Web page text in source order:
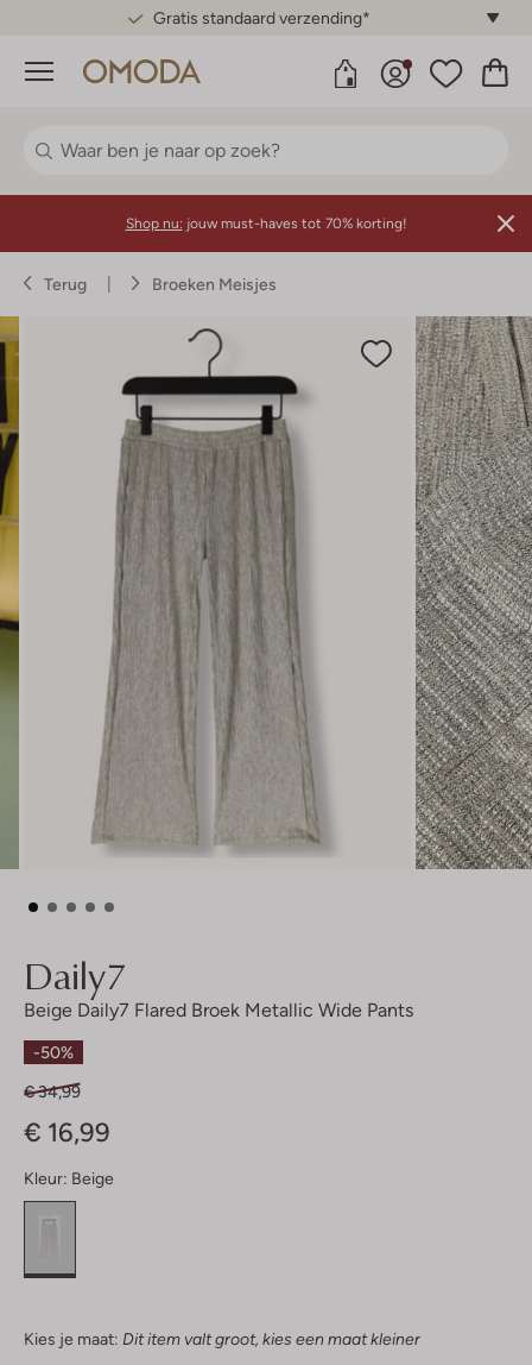
Gratis standaard verzending*
Menu
Shop nu: jouw must-haves tot 70% korting!
Terug Broeken Meisjes
Daily7
Beige Daily7 Flared Broek Metallic Wide Pants
-50%
€ 34,99
€ 16,99
Kleur: Beige
Kies je maat: Dit item valt groot, kies een maat kleiner